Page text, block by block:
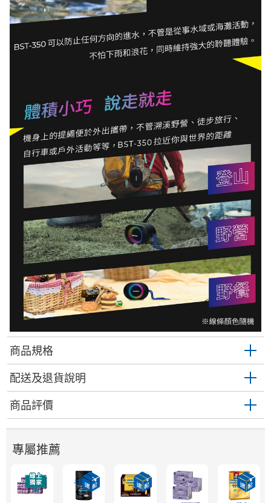
商品規格
配送及退貨說明
商品評價
專屬推薦